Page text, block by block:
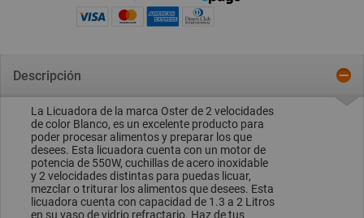
Descripción
La Licuadora de la marca Oster de 2 velocidades
de color Blanco, es un excelente producto para
poder procesar alimentos y preparar los que
desees. Esta licuadora cuenta con un motor de
potencia de 550W, cuchillas de acero inoxidable
y 2 velocidades distintas para puedas licuar,
mezclar o triturar los alimentos que desees. Esta
licuadora cuenta con capacidad de 1.3 a 2 Litros
en su vaso de vidrio refractario. Haz de tus